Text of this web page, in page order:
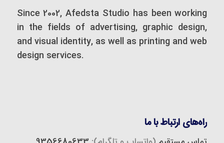
Since 2002, Afedsta Studio has been working
in the fields of advertising, graphic design,
and visual identity, as well as printing and web
design services.
راه‌های ارتباط با ما